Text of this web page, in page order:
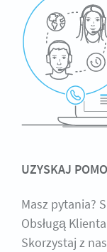
UZYSKAJ
Masz pytania?
Obsługą
Skorzystaj z